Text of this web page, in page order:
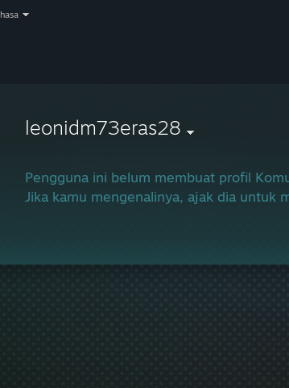
leonidm73eras28
Pengguna ini belum membuat profil
Jika kamu mengenalinya, ajak dia untuk